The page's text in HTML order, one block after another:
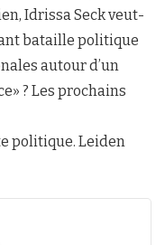
Idrissa Seck veut-
bataille politique
autour d’un
? Les prochains
politique. Leiden